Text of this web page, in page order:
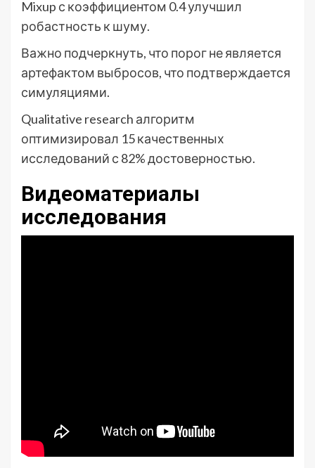
Mixup с коэффициентом 0.4 улучшил
робастность к шуму.
Важно подчеркнуть, что порог не является
артефактом выбросов, что подтверждается
симуляциями.
Qualitative research алгоритм
оптимизировал 15 качественных
исследований с 82% достоверностью.
Видеоматериалы
исследования